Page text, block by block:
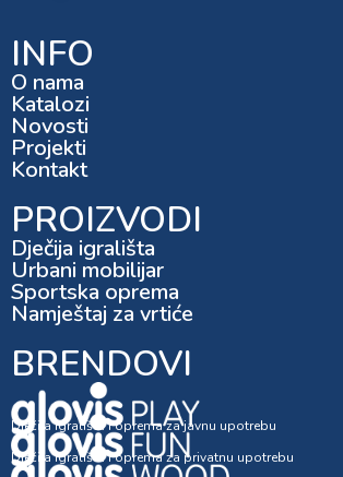
INFO
O nama
Katalozi
Novosti
Projekti
Kontakt
PROIZVODI
Dječija igrališta
Urbani mobilijar
Sportska oprema
Namještaj za vrtiće
BRENDOVI
Dječija igrališta i oprema za javnu upotrebu
Dječija igrališta i oprema za privatnu upotrebu